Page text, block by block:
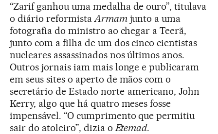
“Zarif ganhou uma medalha de ouro”, titulava
o diário reformistaArmamjunto a uma
fotografia do ministro ao chegar a Teerã,
junto com a filha de um dos cinco cientistas
nucleares assassinados nos últimos anos.
Outros jornais iam mais longe e publicaram
em seus sites o aperto de mãos com o
secretário de Estado norte-americano, John
Kerry, algo que há quatro meses fosse
impensável. “O cumprimento que permitiu
sair do atoleiro”, dizia oEtemad.